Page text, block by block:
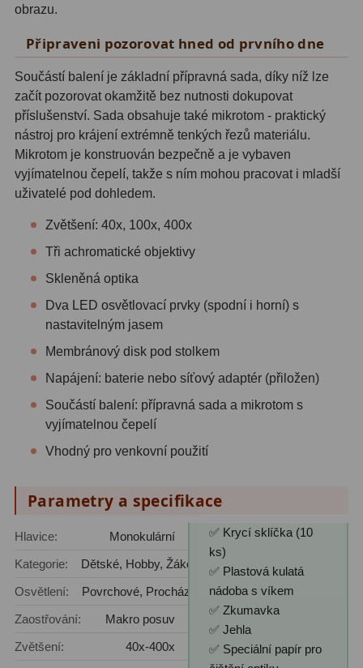
Komponenty
Helical výtahy11
Okulárové výtahy
Adaptéry k okulárovým
výtahům8
Primární zrcadla9
Příslušenství188
Redukce 1,25" a 2"17
Zrcátka a hranoly2
Výtahy a ostření1
Hledáčky32
Seřízení21
Svítilny5
Ostatní
Montáže99
obrazu.
Připraveni pozorovat hned od prvního dne
Součástí balení je základní přípravná sada, díky níž lze
začít pozorovat okamžitě bez nutnosti dokupovat
příslušenství. Sada obsahuje také mikrotom - praktický
nástroj pro krájení extrémně tenkých řezů materiálu.
Mikrotom je konstruován bezpečně a je vybaven
vyjímatelnou čepelí, takže s ním mohou pracovat i mladší
uživatelé pod dohledem.
Zvětšení: 40x, 100x, 400x
Tři achromatické objektivy
Skleněná optika
Dva LED osvětlovací prvky (spodní i horní) s
nastavitelným jasem
Membránový disk pod stolkem
Napájení: baterie nebo síťový adaptér (přiložen)
Součástí balení: přípravná sada a mikrotom s
vyjímatelnou čepelí
Vhodný pro venkovní použití
Parametry a specifikace
Hlavice:
Monokulární
Kategorie:
Dětské, Hobby, Žákovské
Osvětlení:
Povrchové, Procházející
Zaostřování:
Makro posuv
Zvětšení:
40x-400x
✅ Krycí sklíčka (10
ks)
✅ Plastová kulatá
nádoba s víkem
✅ Zkumavka
✅ Jehla
✅ Speciální papír pro